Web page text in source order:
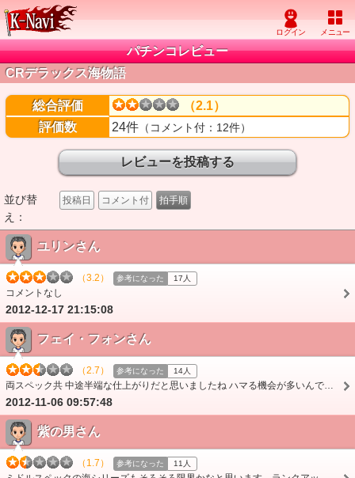
パチンコレビュー
CRデラックス海物語
総合評価
（2.1）
評価数
24件 （コメント付：12件）
並び替
え：
投稿日 コメント付 拍手順
ユリンさん
（3.2） 参考になった 17人
コメントなし
2012-12-17 21:15:08
フェイ・フォンさん
（2.7） 参考になった 14人
両スペック共 中途半端な仕上がりだと思いましたね ハマる機会が多いんです� 出玉が少ないんです� クジラッキーボーナスってホントに必要ですか？ 個人的に…
2012-11-06 09:57:48
紫の男さん
（1.7） 参考になった 11人